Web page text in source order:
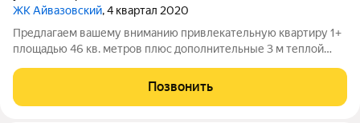
ЖК Айвазовский, 4 квартал 2020
Предлагаем вашему вниманию привлекательную квартиру 1+
площадью 46 кв. метров плюс дополнительные 3 м теплой
Просторная кухня-гостиная 20 кв.м. Здесь установлено всё
необходимое оборудование для
Позвонить